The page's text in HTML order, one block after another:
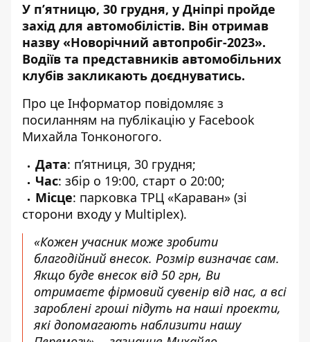
У п’ятницю, 30 грудня, у Дніпрі пройде
захід для автомобілістів. Він отримав
назву «Новорічний автопробіг-2023».
Водіїв та представників автомобільних
клубів закликають доєднуватись.
Про це Інформатор повідомляє з
посиланням на публікацію у Facebook
Михайла Тонконогого.
Дата: п’ятниця, 30 грудня;
Час: збір о 19:00, старт о 20:00;
Місце: парковка ТРЦ «Караван» (зі
сторони входу у Multiplex).
«Кожен учасник може зробити
благодійний внесок. Розмір визначає сам.
Якщо буде внесок від 50 грн, Ви
отримаєте фірмовий сувенір від нас, а всі
зароблені гроші підуть на наші проекти,
які допомагають наблизити нашу